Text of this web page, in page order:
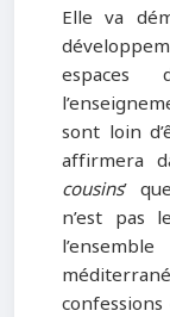
Elle va
sont loin
affirmera
cousins’
n’est pas